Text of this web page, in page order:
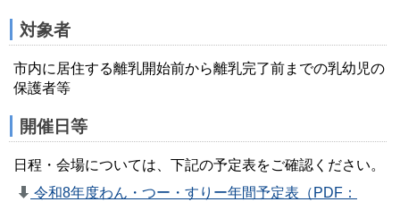
対象者
市内に居住する離乳開始前から離乳完了前までの乳幼児の
保護者等
開催日等
日程・会場については、下記の予定表をご確認ください。
令和8年度わん・つー・すりー年間予定表（PDF：